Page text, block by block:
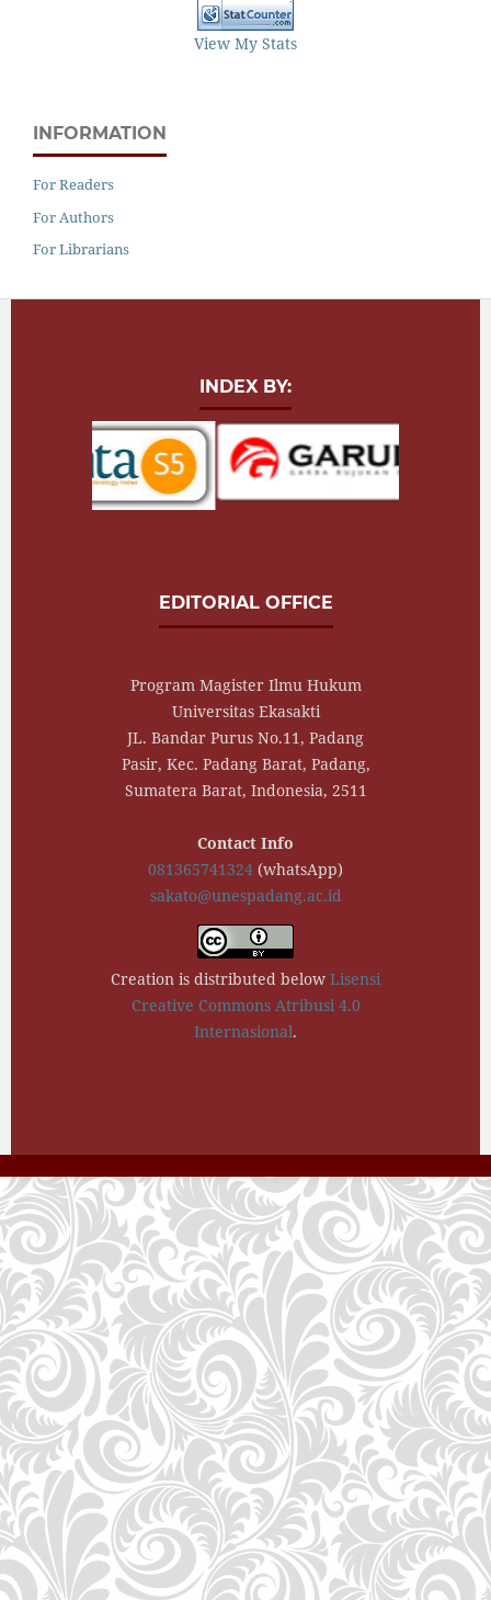
View My Stats
INFORMATION
For Readers
For Authors
For Librarians
INDEX BY:
EDITORIAL OFFICE
Program Magister Ilmu Hukum
Universitas Ekasakti
JL. Bandar Purus No.11, Padang
Pasir, Kec. Padang Barat, Padang,
Sumatera Barat, Indonesia, 2511
Contact Info
081365741324 (whatsApp)
sakato@unespadang.ac.id
Creation is distributed below Lisensi
Creative Commons Atribusi 4.0
Internasional.